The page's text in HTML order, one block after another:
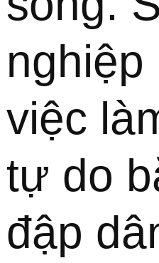
nghiệp
việc
tự do
đập